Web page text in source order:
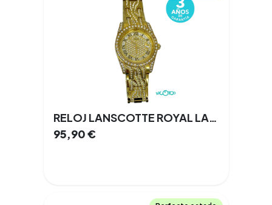
RELOJ LANSCOTTE ROYAL LADY DORADO 36MM
95,90€